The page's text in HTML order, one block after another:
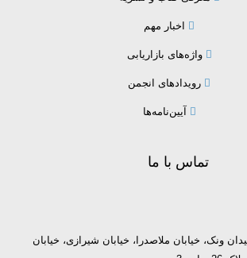
اخبار مهم
واژه‌های بازاریابی
رویدادهای انجمن
آیین‌نامه‌ها
تماس با ما
ونک، خیابان ملاصدرا، خیابان شیرازی، خیابان